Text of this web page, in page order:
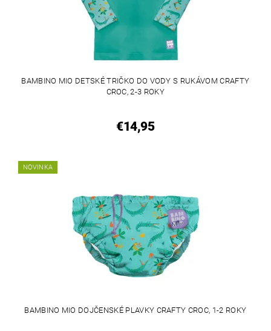
BAMBINO MIO DETSKÉ TRIČKO DO VODY S RUKÁVOM CRAFTY
CROC, 2-3 ROKY
€14,95
NOVINKA
BAMBINO MIO DOJČENSKÉ PLAVKY CRAFTY CROC, 1-2 ROKY